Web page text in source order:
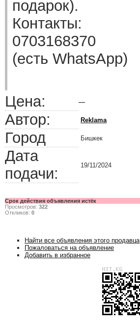
подарок).
Контакты:
0703168370
(есть WhatsApp)
Цена: —
Автор: Reklama
Город Бишкек
Дата
подачи:
19/11/2024
Срок действия объявления истёк
Просмотров: 322
Откликов: 0
Найти все объявления этого продавца
Пожаловаться на объявление
Добавить в избранное